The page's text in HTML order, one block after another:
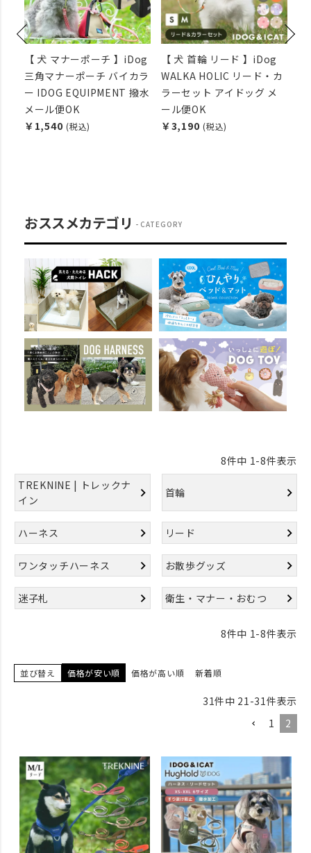
【 犬 マナーポーチ 】iDog
三角マナーポーチ バイカラ
ー IDOG EQUIPMENT 撥水
メール便OK
￥1,540 (税込)
【 犬 首輪 リード 】iDog
WALKA HOLIC リード・カ
ラーセット アイドッグ メ
ール便OK
￥3,190 (税込)
おススメカテゴリ CATEGORY
8件中 1-8件表示
TREKNINE | トレックナ
イン
首輪
ハーネス リード
ワンタッチハーネス お散歩グッズ
迷子札 衛生・マナー・おむつ
8件中 1-8件表示
並び替え 価格が安い順 価格が高い順 新着順
31件中 21-31件表示
1
2